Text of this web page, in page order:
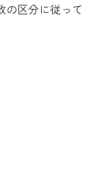
の区分に従って